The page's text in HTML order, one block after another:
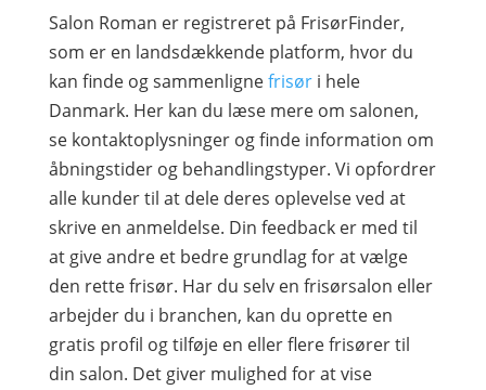
Salon Roman er registreret på FrisørFinder,
som er en landsdækkende platform, hvor du
kan finde og sammenlignefrisøri hele
Danmark. Her kan du læse mere om salonen,
se kontaktoplysninger og finde information om
åbningstider og behandlingstyper. Vi opfordrer
alle kunder til at dele deres oplevelse ved at
skrive en anmeldelse. Din feedback er med til
at give andre et bedre grundlag for at vælge
den rette frisør. Har du selv en frisørsalon eller
arbejder du i branchen, kan du oprette en
gratis profil og tilføje en eller flere frisører til
din salon. Det giver mulighed for at vise